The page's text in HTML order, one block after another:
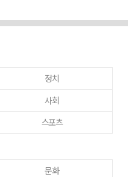
정치
사회
스포츠
문화